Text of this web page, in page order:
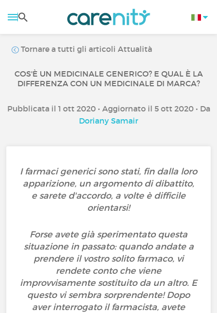
Tornare a tutti gli articoli Attualità
COS'È UN MEDICINALE GENERICO? E QUAL È LA
DIFFERENZA CON UN MEDICINALE DI MARCA?
Pubblicata il 1 ott 2020 • Aggiornato il 5 ott 2020 • Da
Doriany Samair
I farmaci generici sono stati, fin dalla loro
apparizione, un argomento di dibattito,
e sarete d'accordo, a volte è difficile
orientarsi!
Forse avete già sperimentato questa
situazione in passato: quando andate a
prendere il vostro solito farmaco, vi
rendete conto che viene
improvvisamente sostituito da un altro. E
questo vi sembra sorprendente! Dopo
aver interrogato il farmacista, avete